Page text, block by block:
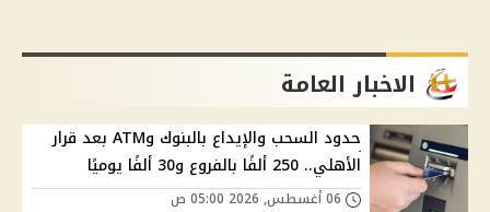
الاخبار العامة
حدود السحب والإيداع بالبنوك وATM بعد قرار
الأهلي.. 250 ألفًا بالفروع و30 ألفًا يوميًا